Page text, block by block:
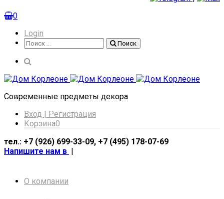
0
Login
Поиск
Поиск
Cовременные предметы декора
Вход | Регистрация
Корзина0
тел.: +7 (926) 699-33-09, +7 (495) 178-07-69
Напишите нам в |
О компании